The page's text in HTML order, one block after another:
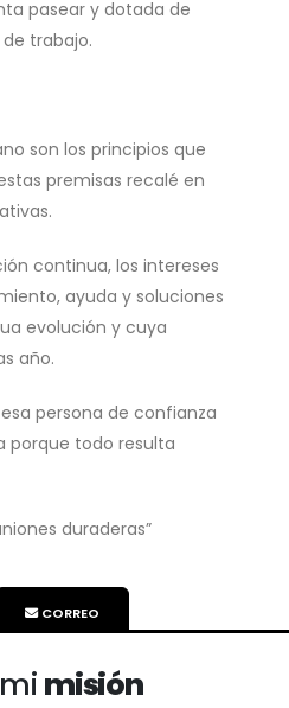
pasear y dotada de
trabajo.
son los principios que
premisas recalé en
continua, los intereses
ayuda y soluciones
evolución y cuya
año.
persona de confianza
porque todo resulta
duraderas”
CORREO
misión